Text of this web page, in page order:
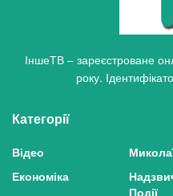
ІншеТВ – зареєстроване
року.
Категорії
Відео
Економіка
Події